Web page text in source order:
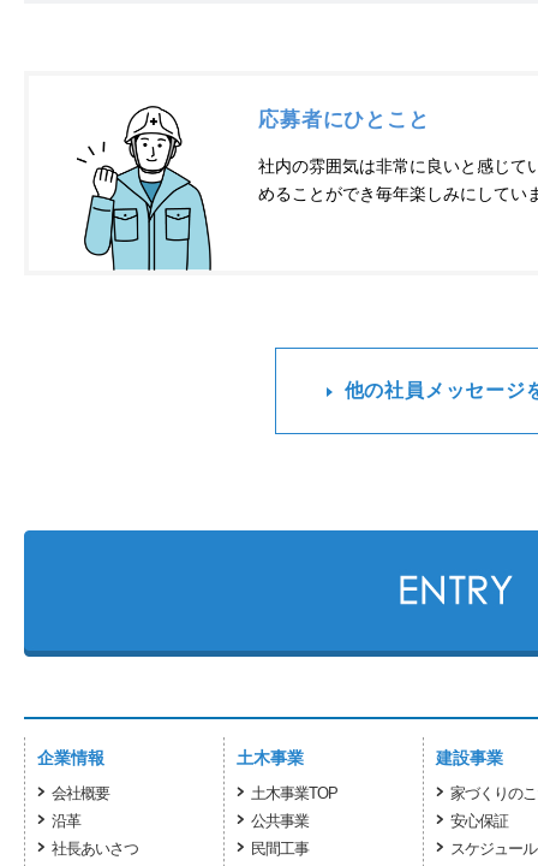
応募者にひとこと
社内の雰囲気は非常に良いと感じて
めることができ毎年楽しみにしてい
他の社員メッセージ
企業情報
会社概要
沿革
社長あいさつ
土木事業
土木事業TOP
公共事業
民間工事
建設事業
家づくりの
安心保証
スケジュール